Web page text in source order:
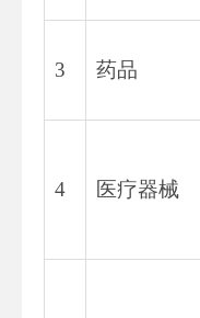
3 药品
4 医疗器械